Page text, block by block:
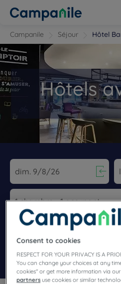
Campanile Séjour Hôtel
Hôtels
Navigate forward to interact
Ajouter un code
Consent to cookies
RESPECT FOR YOUR PRIVACY IS A
You can change your choices at any
cookies" or get more information via
partners use cookies or similar